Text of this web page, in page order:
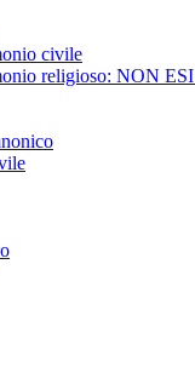
civile
religioso: NON